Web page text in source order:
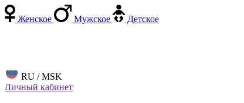
Женское Мужское Детское
RU / MSK
Личный кабинет